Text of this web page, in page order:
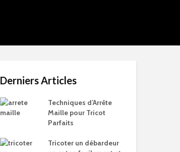
Derniers Articles
Techniques d’Arrête
Maille pour Tricot
Parfaits
Tricoter un débardeur